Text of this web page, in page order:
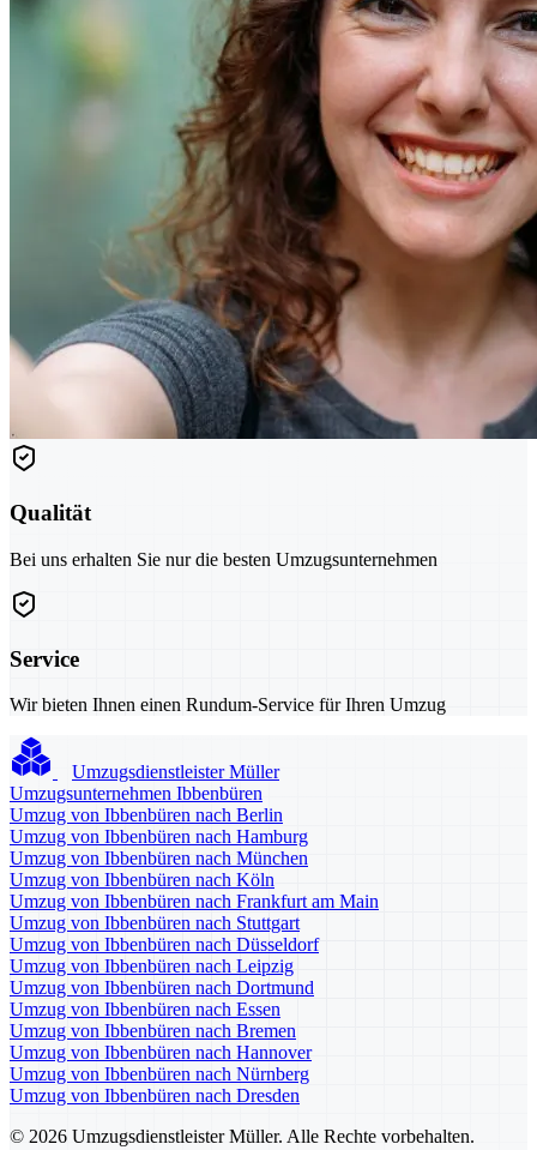
Qualität
Bei uns erhalten Sie nur die besten Umzugsunternehmen
Service
Wir bieten Ihnen einen Rundum-Service für Ihren Umzug
Umzugsdienstleister Müller
Umzugsunternehmen Ibbenbüren
Umzug von Ibbenbüren nach Berlin
Umzug von Ibbenbüren nach Hamburg
Umzug von Ibbenbüren nach München
Umzug von Ibbenbüren nach Köln
Umzug von Ibbenbüren nach Frankfurt am Main
Umzug von Ibbenbüren nach Stuttgart
Umzug von Ibbenbüren nach Düsseldorf
Umzug von Ibbenbüren nach Leipzig
Umzug von Ibbenbüren nach Dortmund
Umzug von Ibbenbüren nach Essen
Umzug von Ibbenbüren nach Bremen
Umzug von Ibbenbüren nach Hannover
Umzug von Ibbenbüren nach Nürnberg
Umzug von Ibbenbüren nach Dresden
© 2026 Umzugsdienstleister Müller. Alle Rechte vorbehalten.